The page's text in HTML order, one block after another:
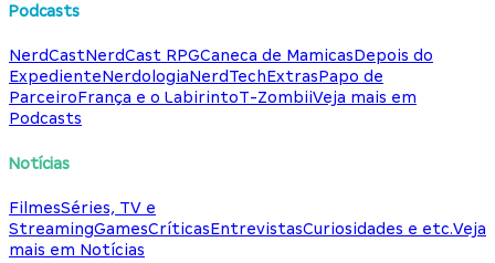
Podcasts
NerdCastNerdCast RPGCaneca de MamicasDepois do
ExpedienteNerdologiaNerdTechExtrasPapo de
ParceiroFrança e o LabirintoT-ZombiiVeja mais em
Podcasts
Notícias
FilmesSéries, TV e
StreamingGamesCríticasEntrevistasCuriosidades e etc.Veja
mais em Notícias